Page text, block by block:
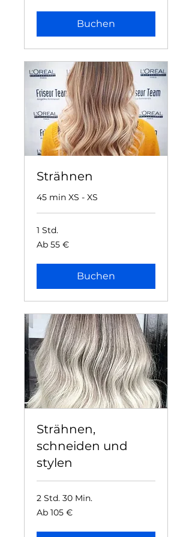
Buchen
Strähnen
45 min XS - XS
1 Std.
Ab
55
Ab 55 €
Buchen
Strähnen,
schneiden und
stylen
2 Std. 30 Min.
Ab
105
Ab 105 €